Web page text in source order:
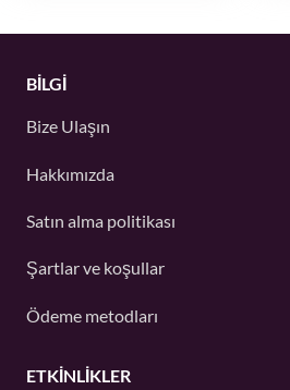
BİLGİ
Bize Ulaşın
Hakkımızda
Satın alma politikası
Şartlar ve koşullar
Ödeme metodları
ETKINLIKLER